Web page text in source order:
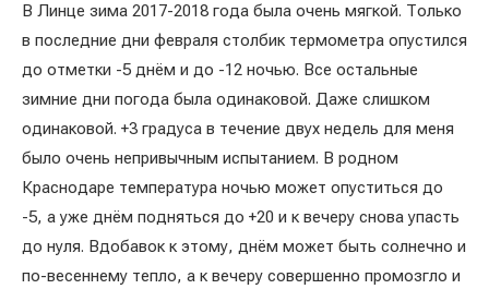
В Линце зима 2017-2018 года была очень мягкой. Только
в последние дни февраля столбик термометра опустился
до отметки -5 днём и до -12 ночью. Все остальные
зимние дни погода была одинаковой. Даже слишком
одинаковой. +3 градуса в течение двух недель для меня
было очень непривычным испытанием. В родном
Краснодаре температура ночью может опуститься до
-5, а уже днём подняться до +20 и к вечеру снова упасть
до нуля. Вдобавок к этому, днём может быть солнечно и
по-весеннему тепло, а к вечеру совершенно промозгло и